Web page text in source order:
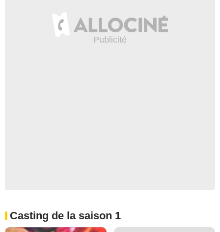
Casting de la saison 1